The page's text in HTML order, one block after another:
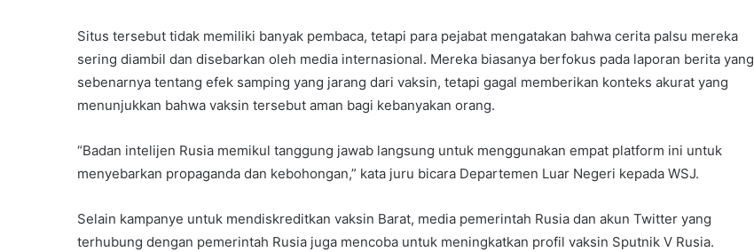
Situs tersebut tidak memiliki banyak pembaca, tetapi para pejabat mengatakan bahwa cerita palsu mereka
sering diambil dan disebarkan oleh media internasional. Mereka biasanya berfokus pada laporan berita yang
sebenarnya tentang efek samping yang jarang dari vaksin, tetapi gagal memberikan konteks akurat yang
menunjukkan bahwa vaksin tersebut aman bagi kebanyakan orang.
“Badan intelijen Rusia memikul tanggung jawab langsung untuk menggunakan empat platform ini untuk
menyebarkan propaganda dan kebohongan,” kata juru bicara Departemen Luar Negeri kepada WSJ.
Selain kampanye untuk mendiskreditkan vaksin Barat, media pemerintah Rusia dan akun Twitter yang
terhubung dengan pemerintah Rusia juga mencoba untuk meningkatkan profil vaksin Sputnik V Rusia.